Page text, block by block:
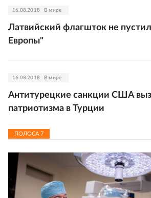
16.08.2018 В мире
Латвийский флагшток не
Европы"
16.08.2018 В мире
Антитурецкие санкции США
патриотизма в Турции
ПОЛОСА7